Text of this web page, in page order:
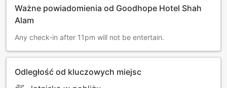
Ważne powiadomienia od Goodhope Hotel Shah
Alam
Any check-in after 11pm will not be entertain.
Odległość od kluczowych miejsc